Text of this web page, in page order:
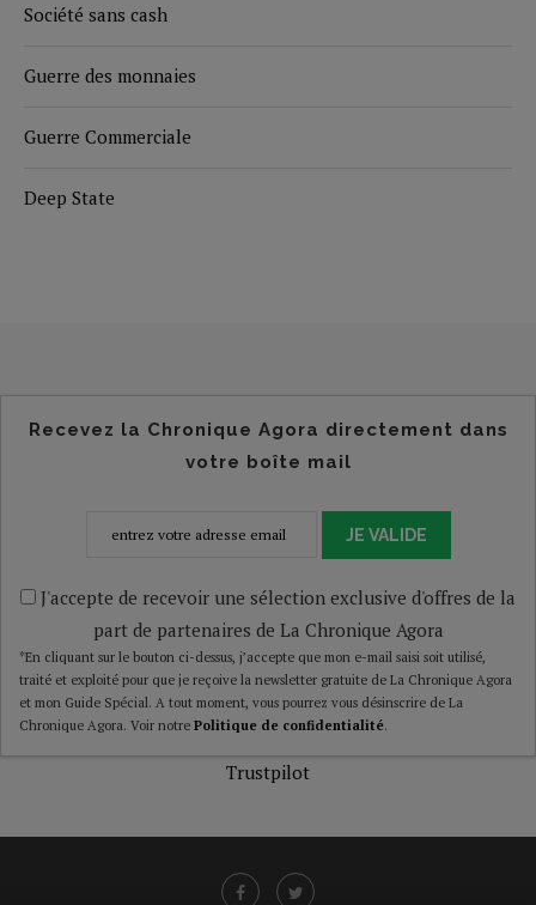
Société sans cash
Guerre des monnaies
Guerre Commerciale
Deep State
Recevez la Chronique Agora directement dans
votre boîte mail
JE VALIDE
J'accepte de recevoir une sélection exclusive d'offres de la
part de partenaires de La Chronique Agora
*En cliquant sur le bouton ci-dessus, j’accepte que mon e-mail saisi soit utilisé,
traité et exploité pour que je reçoive la newsletter gratuite de La Chronique Agora
et mon Guide Spécial. A tout moment, vous pourrez vous désinscrire de La
Chronique Agora. Voir notre Politique de confidentialité.
Trustpilot